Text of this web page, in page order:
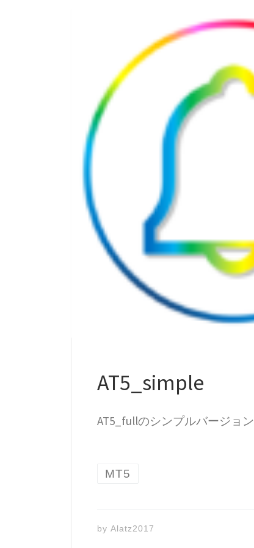
AT5_simple
AT5_fullのシンプルバージョン
MT5
by Alatz2017